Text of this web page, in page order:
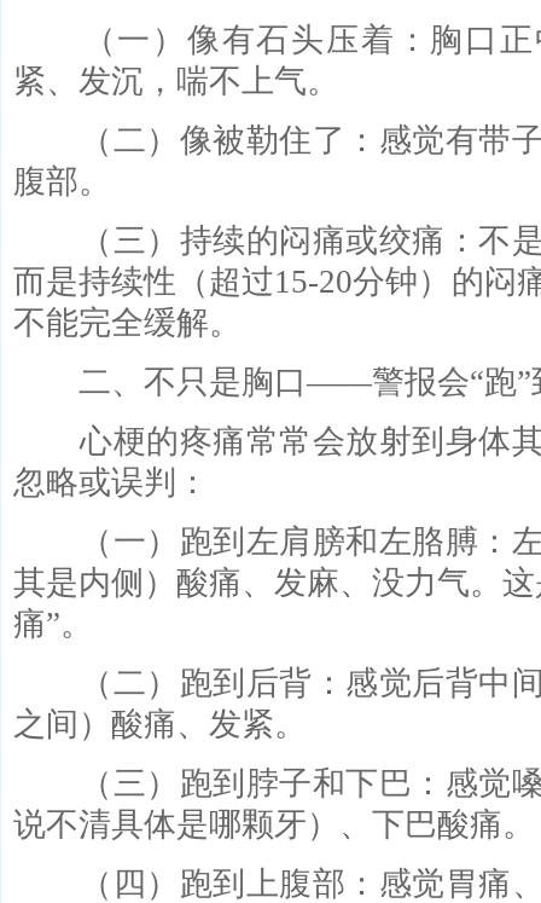
（一）像有石头压着：胸口正
紧、发沉，喘不上气。
（二）像被勒住了：感觉有带子
腹部。
（三）持续的闷痛或绞痛：不是
而是持续性（超过15-20分钟）的闷
不能完全缓解。
二、不只是胸口——警报会“跑”
心梗的疼痛常常会放射到身体其
忽略或误判：
（一）跑到左肩膀和左胳膊：左
其是内侧）酸痛、发麻、没力气。
痛”。
（二）跑到后背：感觉后背中间
之间）酸痛、发紧。
（三）跑到脖子和下巴：感觉嗓
说不清具体是哪颗牙）、下巴酸痛。
（四）跑到上腹部：感觉胃痛、